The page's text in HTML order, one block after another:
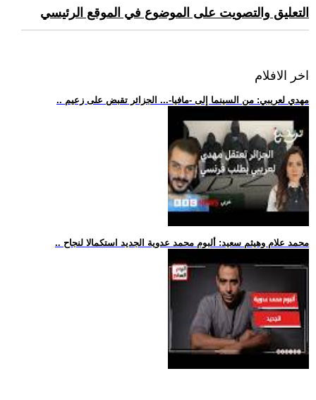
التعليق والتصويت على الموضوع في الموقع الرئيسي
اخر الافلام
.. مهدي لعريبي: من السينما إلى -مافيا-... الجزائر تقبض على زعيم
.. محمد علام وهيثم سعيد: ألبوم محمد عدوية الجديد استكمالا لنجاح